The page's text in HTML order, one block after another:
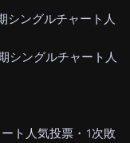
シングルチャート人
シングルチャート人
ト人気投票・1次敗